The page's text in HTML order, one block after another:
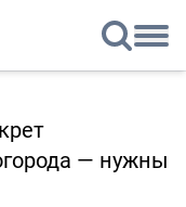
— нужны